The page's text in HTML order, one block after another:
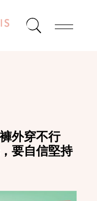
外穿不行
要自信堅持